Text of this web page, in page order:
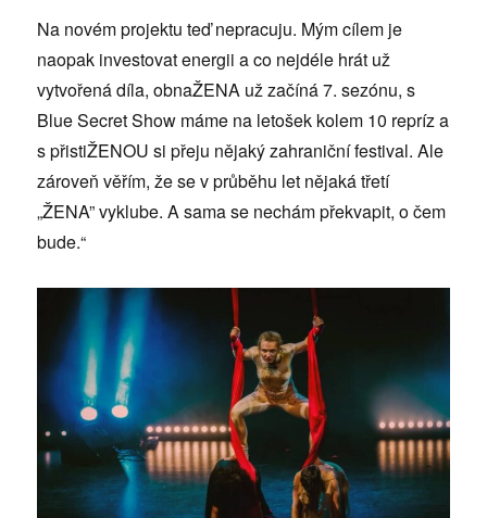
Na novém projektu teď nepracuju. Mým cílem je
naopak investovat energii a co nejdéle hrát už
vytvořená díla, obnaŽENA už začíná 7. sezónu, s
Blue Secret Show máme na letošek kolem 10 repríz a
s přistiŽENOU si přeju nějaký zahraniční festival. Ale
zároveň věřím, že se v průběhu let nějaká třetí
„ŽENA” vyklube. A sama se nechám překvapit, o čem
bude.“